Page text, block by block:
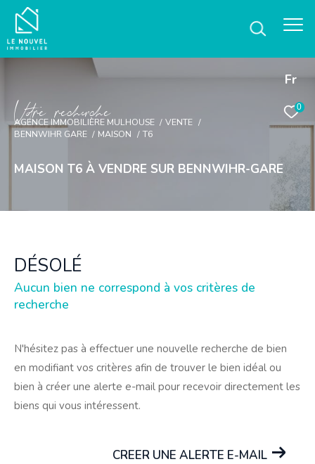
Fr
0
Vore recece
AGENCE IMMOBILIÈRE MULHOUSE
VENTE
BENNWIHR GARE
MAISON T6
MAISON T6 À VENDRE SUR BENNWIHR-GARE
DÉSOLÉ
Aucun bien ne correspond à vos critères de
recherche
N'hésitez pas à effectuer une nouvelle recherche de bien
en modifiant vos critères afin de trouver le bien idéal ou
bien à créer une alerte e-mail pour recevoir directement les
biens qui vous intéressent.
CREER UNE ALERTE E-MAIL